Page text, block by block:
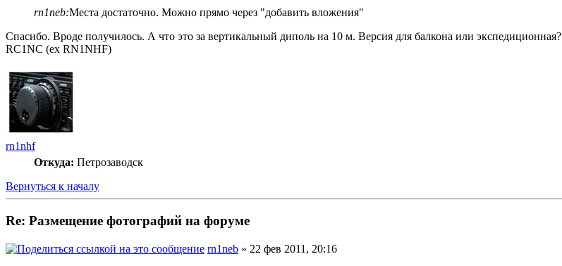
rn1neb:Места достаточно. Можно прямо через "добавить вложения"
Спасибо. Вроде получилось. А что это за вертикальный диполь на 10 м. Версия для балкона или экспедиционная?
RC1NC (ex RN1NHF)
rn1nhf
Откуда: Петрозаводск
Вернуться к началу
Re: Размещение фотографий на форуме
rn1neb » 22 фев 2011, 20:16